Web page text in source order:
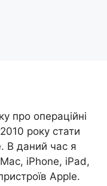
про операційні
року стати
В даний час я
iPhone, iPad,
Apple.